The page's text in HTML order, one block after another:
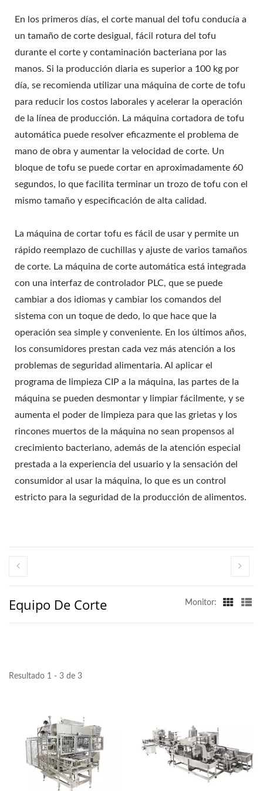
FABRICACIÓN DE TOFU
Y LECHE DE SOYA CON
MÁXIMA PRIORIDAD EN
LA SEGURIDAD
ALIMENTARIA.
En los primeros días, el corte manual del tofu conducía a
un tamaño de corte desigual, fácil rotura del tofu
durante el corte y contaminación bacteriana por las
manos. Si la producción diaria es superior a 100 kg por
día, se recomienda utilizar una máquina de corte de tofu
para reducir los costos laborales y acelerar la operación
de la línea de producción. La máquina cortadora de tofu
automática puede resolver eficazmente el problema de
mano de obra y aumentar la velocidad de corte. Un
bloque de tofu se puede cortar en aproximadamente 60
segundos, lo que facilita terminar un trozo de tofu con el
mismo tamaño y especificación de alta calidad.
La máquina de cortar tofu es fácil de usar y permite un
rápido reemplazo de cuchillas y ajuste de varios tamaños
de corte. La máquina de corte automática está integrada
con una interfaz de controlador PLC, que se puede
cambiar a dos idiomas y cambiar los comandos del
sistema con un toque de dedo, lo que hace que la
operación sea simple y conveniente. En los últimos años,
los consumidores prestan cada vez más atención a los
problemas de seguridad alimentaria. Al aplicar el
programa de limpieza CIP a la máquina, las partes de la
máquina se pueden desmontar y limpiar fácilmente, y se
aumenta el poder de limpieza para que las grietas y los
rincones muertos de la máquina no sean propensos al
crecimiento bacteriano, además de la atención especial
prestada a la experiencia del usuario y la sensación del
consumidor al usar la máquina, lo que es un control
estricto para la seguridad de la producción de alimentos.
Equipo De Corte Monitor:
Resultado 1 - 3 de 3